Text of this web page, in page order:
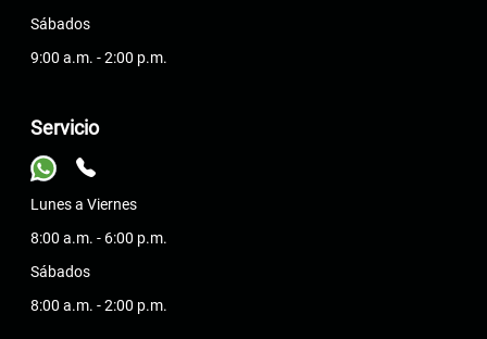
Sábados
9:00 a.m. - 2:00 p.m.
Servicio
Lunes a Viernes
8:00 a.m. - 6:00 p.m.
Sábados
8:00 a.m. - 2:00 p.m.